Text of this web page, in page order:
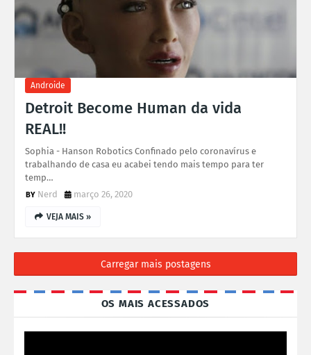
Androide
Detroit Become Human da vida
REAL!!
Sophia - Hanson Robotics Confinado pelo coronavírus e
trabalhando de casa eu acabei tendo mais tempo para ter
temp…
Nerd
março 26, 2020
VEJA MAIS »
Carregar mais postagens
OS MAIS ACESSADOS